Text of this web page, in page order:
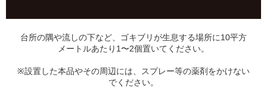
台所の隅や流しの下など、ゴキブリが生息する場所に10平方
メートルあたり1〜2個置いてください。
※設置した本品やその周辺には、スプレー等の薬剤をかけない
でください。